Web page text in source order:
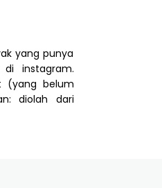
yang punya
instagram.
(yang belum
diolah dari